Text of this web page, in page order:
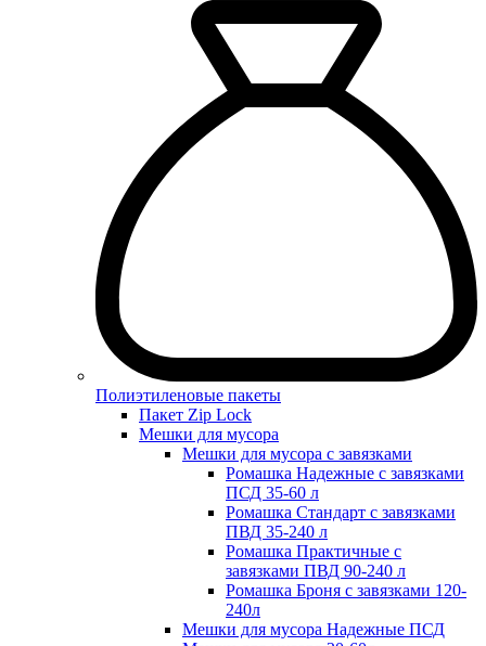
Полиэтиленовые пакеты
Пакет Zip Lock
Мешки для мусора
Мешки для мусора с завязками
Ромашка Надежные с завязками
ПСД 35-60 л
Ромашка Стандарт с завязками
ПВД 35-240 л
Ромашка Практичные с
завязками ПВД 90-240 л
Ромашка Броня с завязками 120-
240л
Мешки для мусора Надежные ПСД